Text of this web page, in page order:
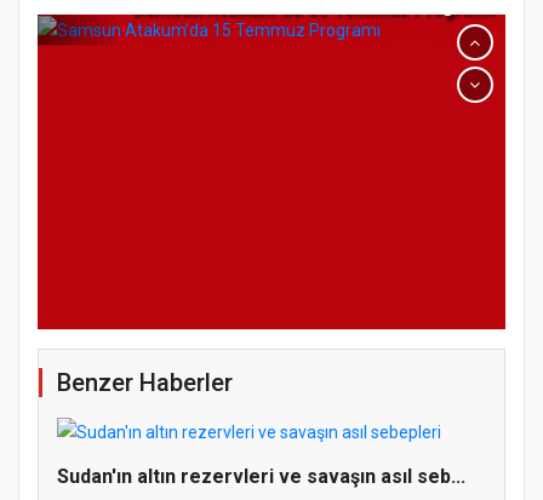
Benzer Haberler
Sudan'ın altın rezervleri ve savaşın asıl seb...